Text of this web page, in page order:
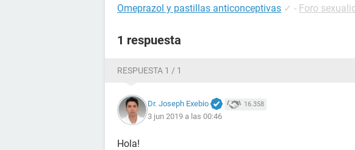
Omeprazol y pastillas anticonceptivas ✓ - Foro
1 respuesta
RESPUESTA 1 / 1
Dr. Joseph Exebio 16.358
3 jun 2019 a las 00:46
Hola!